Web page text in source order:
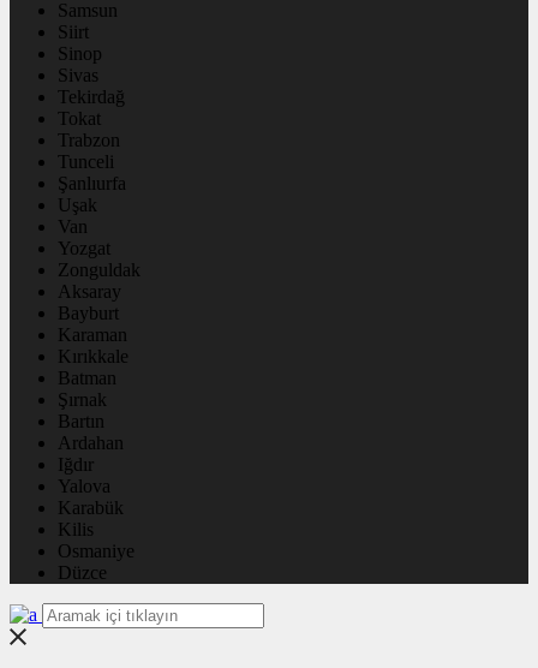
Samsun
Siirt
Sinop
Sivas
Tekirdağ
Tokat
Trabzon
Tunceli
Şanlıurfa
Uşak
Van
Yozgat
Zonguldak
Aksaray
Bayburt
Karaman
Kırıkkale
Batman
Şırnak
Bartın
Ardahan
Iğdır
Yalova
Karabük
Kilis
Osmaniye
Düzce